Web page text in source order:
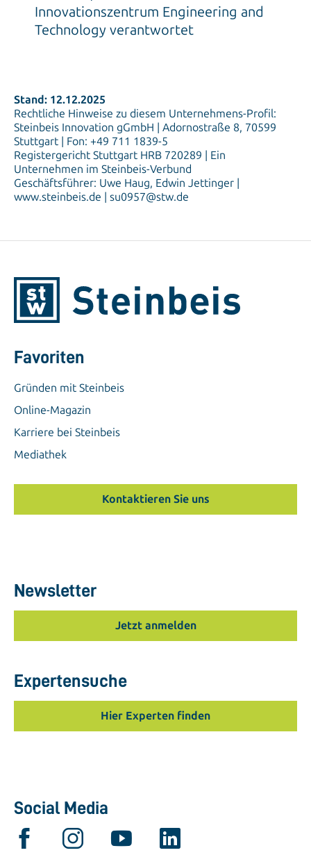
Innovationszentrum Engineering and
Technology verantwortet
Stand: 12.12.2025
Rechtliche Hinweise zu diesem Unternehmens-Profil:
Steinbeis Innovation gGmbH | Adornostraße 8, 70599
Stuttgart | Fon: +49 711 1839-5
Registergericht Stuttgart HRB 720289 | Ein
Unternehmen im Steinbeis-Verbund
Geschäftsführer: Uwe Haug, Edwin Jettinger |
www.steinbeis.de | su0957@stw.de
Favoriten
Gründen mit Steinbeis
Online-Magazin
Karriere bei Steinbeis
Mediathek
Kontaktieren Sie uns
Newsletter
Jetzt anmelden
Expertensuche
Hier Experten finden
Social Media